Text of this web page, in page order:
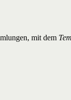
mit dem